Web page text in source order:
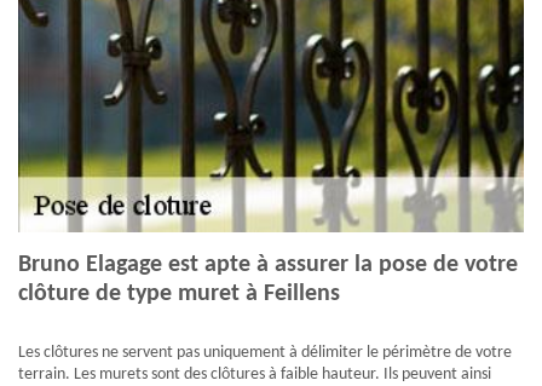
Bruno Elagage est apte à assurer la pose de votre
clôture de type muret à Feillens
Les clôtures ne servent pas uniquement à délimiter le périmètre de votre
terrain. Les murets sont des clôtures à faible hauteur. Ils peuvent ainsi